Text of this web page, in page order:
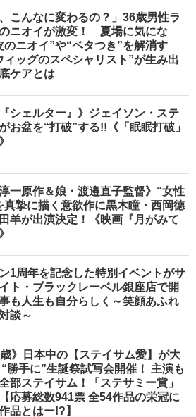
、こんなに変わるの？」36歳男性ラ
ニオイが激変！ 夏場に気にな
のニオイ”や“ベタつき”を解消す
ィッグのスペシャリスト”が生み出
ケアとは
『シェルター』》ジェイソン・ステ
お盆を“打破”する!!《「眠眠打破」
淳一原作＆娘・渡邉直子監督》“女性
真摯に描く意欲作に黒木瞳・西岡德
羊が出演決定！《映画『月がみて
1周年を記念した特別イベントがサ
ト・ブラックレーベル銀座店で開
も人生も自分らしく～笑顔あふれ
談～
歳》日本中の【ステイサム愛】が大
勝手に”生誕祭試写会開催！ 主演も
部ステイサム！「ステサミー賞」
応募総数941票 全54作品の栄冠に
品とはー!?】